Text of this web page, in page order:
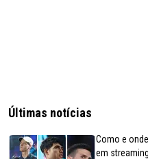
Últimas notícias
Como e
em streaming